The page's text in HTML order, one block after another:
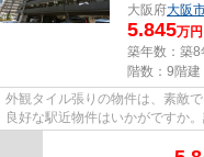
大阪府大阪
5.845万円
築年数：築8
階数：9階建
外観タイル張りの物件は、素敵
良好な駅近物件はいかがですか